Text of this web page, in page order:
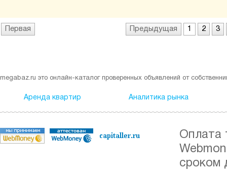
Первая Предыдущая 1 2 3
megabaz.ru это онлайн-каталог проверенных объявлений от
Аренда квартир Аналитика рынка
Оплата
сроком